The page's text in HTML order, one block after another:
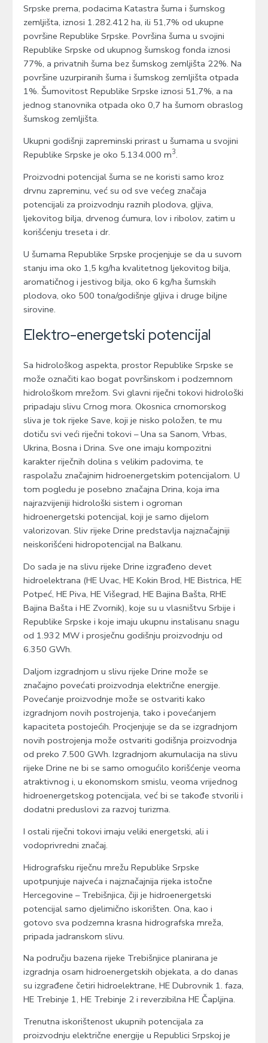
Srpske prema, podacima Katastra šuma i šumskog
zemljišta, iznosi 1.282.412 ha, ili 51,7% od ukupne
površine Republike Srpske. Površina šuma u svojini
Republike Srpske od ukupnog šumskog fonda iznosi
77%, a privatnih šuma bez šumskog zemljišta 22%. Na
površine uzurpiranih šuma i šumskog zemljišta otpada
1%. Šumovitost Republike Srpske iznosi 51,7%, a na
jednog stanovnika otpada oko 0,7 ha šumom obraslog
šumskog zemljišta.
Ukupni godišnji zapreminski prirast u šumama u svojini
Republike Srpske je oko 5.134.000 m3.
Proizvodni potencijal šuma se ne koristi samo kroz
drvnu zapreminu, već su od sve većeg značaja
potencijali za proizvodnju raznih plodova, gljiva,
ljekovitog bilja, drvenog ćumura, lov i ribolov, zatim u
korišćenju treseta i dr.
U šumama Republike Srpske procjenjuje se da u suvom
stanju ima oko 1,5 kg/ha kvalitetnog ljekovitog bilja,
aromatičnog i jestivog bilja, oko 6 kg/ha šumskih
plodova, oko 500 tona/godišnje gljiva i druge biljne
sirovine.
Elektro-energetski potencijal
Sa hidrološkog aspekta, prostor Republike Srpske se
može označiti kao bogat površinskom i podzemnom
hidrološkom mrežom. Svi glavni riječni tokovi hidrološki
pripadaju slivu Crnog mora. Okosnica crnomorskog
sliva je tok rijeke Save, koji je nisko položen, te mu
dotiču svi veći riječni tokovi – Una sa Sanom, Vrbas,
Ukrina, Bosna i Drina. Sve one imaju kompozitni
karakter riječnih dolina s velikim padovima, te
raspolažu značajnim hidroenergetskim potencijalom. U
tom pogledu je posebno značajna Drina, koja ima
najrazvijeniji hidrološki sistem i ogroman
hidroenergetski potencijal, koji je samo dijelom
valorizovan. Sliv rijeke Drine predstavlja najznačajniji
neiskorišćeni hidropotencijal na Balkanu.
Do sada je na slivu rijeke Drine izgrađeno devet
hidroelektrana (HE Uvac, HE Kokin Brod, HE Bistrica, HE
Potpeć, HE Piva, HE Višegrad, HE Bajina Bašta, RHE
Bajina Bašta i HE Zvornik), koje su u vlasništvu Srbije i
Republike Srpske i koje imaju ukupnu instalisanu snagu
od 1.932 MW i prosječnu godišnju proizvodnju od
6.350 GWh.
Daljom izgradnjom u slivu rijeke Drine može se
značajno povećati proizvodnja električne energije.
Povećanje proizvodnje može se ostvariti kako
izgradnjom novih postrojenja, tako i povećanjem
kapaciteta postojećih. Procjenjuje se da se izgradnjom
novih postrojenja može ostvariti godišnja proizvodnja
od preko 7.500 GWh. Izgradnjom akumulacija na slivu
rijeke Drine ne bi se samo omogućilo korišćenje veoma
atraktivnog i, u ekonomskom smislu, veoma vrijednog
hidroenergetskog potencijala, već bi se takođe stvorili i
dodatni preduslovi za razvoj turizma.
I ostali riječni tokovi imaju veliki energetski, ali i
vodoprivredni značaj.
Hidrografsku riječnu mrežu Republike Srpske
upotpunjuje najveća i najznačajnija rijeka istočne
Hercegovine – Trebišnjica, čiji je hidroenergetski
potencijal samo djelimično iskorišten. Ona, kao i
gotovo sva podzemna krasna hidrografska mreža,
pripada jadranskom slivu.
Na području bazena rijeke Trebišnjice planirana je
izgradnja osam hidroenergetskih objekata, a do danas
su izgrađene četiri hidroelektrane, HE Dubrovnik 1. faza,
HE Trebinje 1, HE Trebinje 2 i reverzibilna HE Čapljina.
Trenutna iskorištenost ukupnih potencijala za
proizvodnju električne energije u Republici Srpskoj je